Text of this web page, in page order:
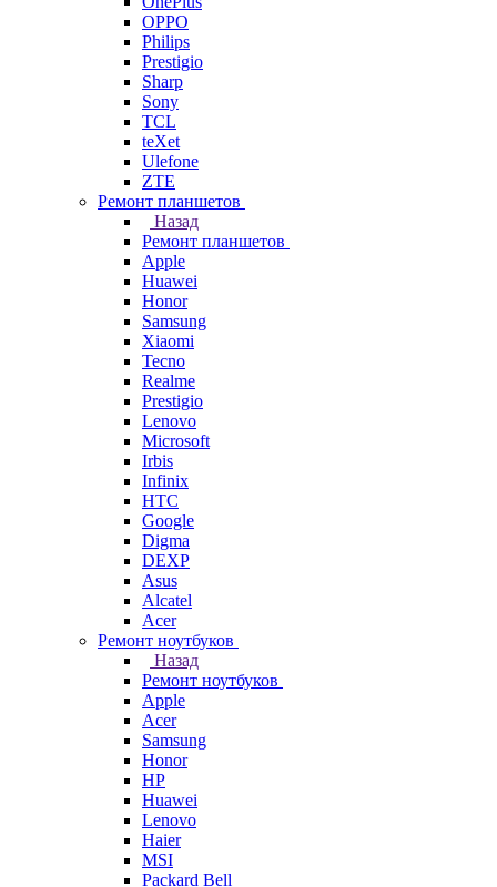
OPPO
Philips
Prestigio
Sharp
Sony
TCL
teXet
Ulefone
ZTE
Ремонт планшетов
Назад
Ремонт планшетов
Apple
Huawei
Honor
Samsung
Xiaomi
Tecno
Realme
Prestigio
Lenovo
Microsoft
Irbis
Infinix
HTC
Google
Digma
DEXP
Asus
Alcatel
Acer
Ремонт ноутбуков
Назад
Ремонт ноутбуков
Apple
Acer
Samsung
Honor
HP
Huawei
Lenovo
Haier
MSI
Packard Bell